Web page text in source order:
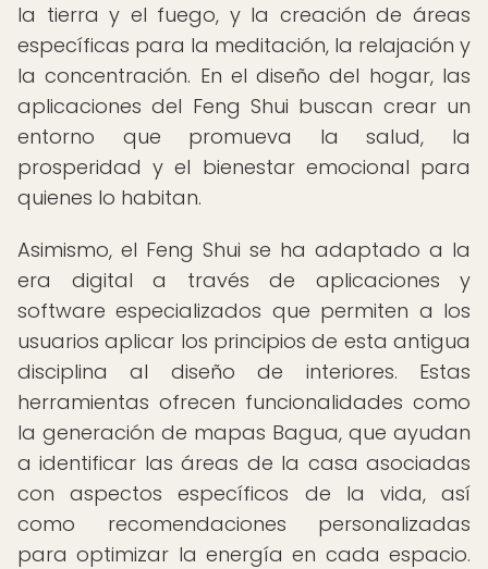
la tierra y el fuego, y la creación de áreas
específicas para la meditación, la relajación y
la concentración. En el diseño del hogar, las
aplicaciones del Feng Shui buscan crear un
entorno que promueva la salud, la
prosperidad y el bienestar emocional para
quienes lo habitan.
Asimismo, el Feng Shui se ha adaptado a la
era digital a través de aplicaciones y
software especializados que permiten a los
usuarios aplicar los principios de esta antigua
disciplina al diseño de interiores. Estas
herramientas ofrecen funcionalidades como
la generación de mapas Bagua, que ayudan
a identificar las áreas de la casa asociadas
con aspectos específicos de la vida, así
como recomendaciones personalizadas
para optimizar la energía en cada espacio.